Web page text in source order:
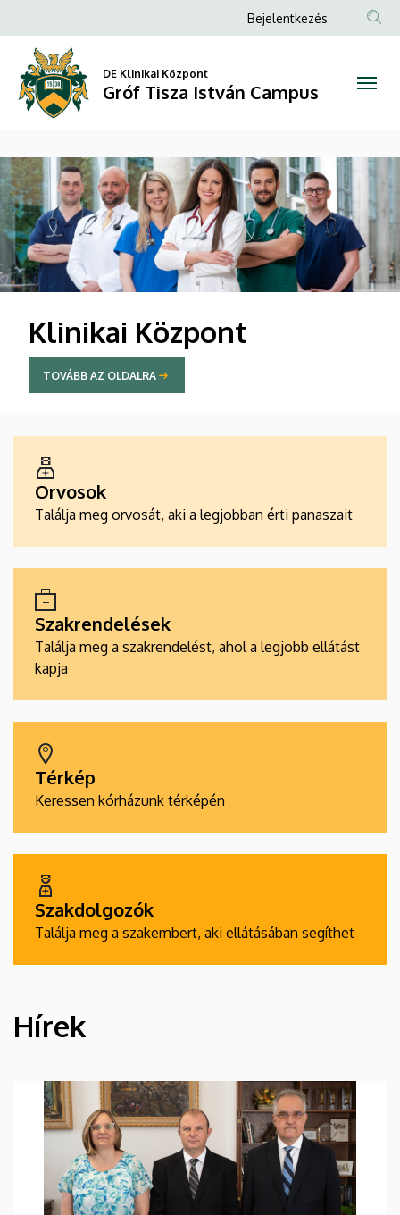
Tisza
István
Campus
Anonim
menüje
Bejelentkezés
DE Klinikai Központ
Gróf Tisza István Campus
Klinikai Központ
TOVÁBB AZ OLDALRA
Orvosok
Találja meg orvosát, aki a legjobban érti panaszait
Szakrendelések
Találja meg a szakrendelést, ahol a legjobb ellátást
kapja
Térkép
Keressen kórházunk térképén
Szakdolgozók
Találja meg a szakembert, aki ellátásában segíthet
HÍREK
Hírek